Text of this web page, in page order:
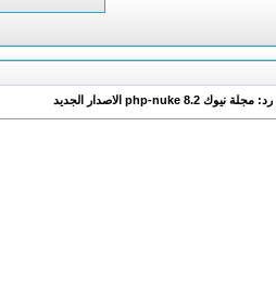
رد: مجلة نيوك php-nuke 8.2 الاصدار الجديد